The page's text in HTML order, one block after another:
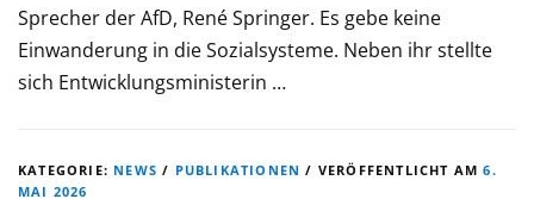
Sprecher der AfD, René Springer. Es gebe keine
Einwanderung in die Sozialsysteme. Neben ihr stellte
sich Entwicklungsministerin …
KATEGORIE: NEWS / PUBLIKATIONEN / VERÖFFENTLICHT AM6.
MAI 2026